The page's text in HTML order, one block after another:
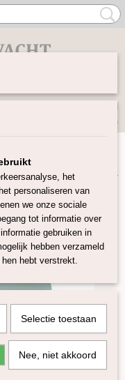
(0)
23 mic
het
personaliseren van
we onze sociale
tot informatie over
gebruiken in
hebben verzameld
hebt verstrekt.
Selectie toestaan
Nee, niet akkoord